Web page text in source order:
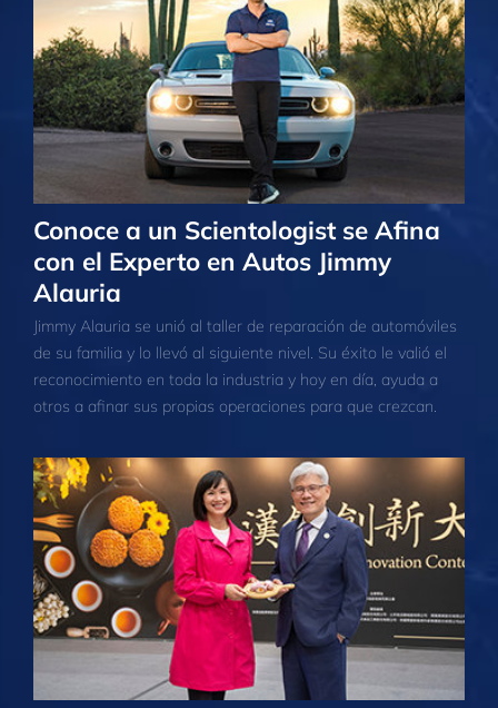
Conoce a un Scientologist se Afina
con el Experto en Autos Jimmy
Alauria
Jimmy Alauria se unió al taller de reparación de automóviles
de su familia y lo llevó al siguiente nivel. Su éxito le valió el
reconocimiento en toda la industria y hoy en día, ayuda a
otros a afinar sus propias operaciones para que crezcan.